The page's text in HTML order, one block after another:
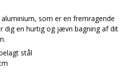
som er en fremragende
dig en hurtig og jævn bagning af dit
stål